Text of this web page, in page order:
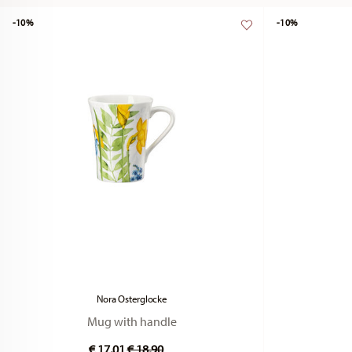
Nora Osterglocke
Mug with handle
Price reduced from
to
-10% -10%